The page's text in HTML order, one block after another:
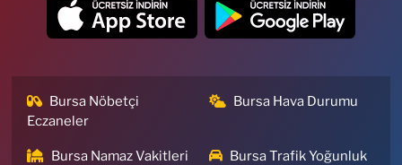
Bursa Nöbetçi
Eczaneler
Bursa Hava Durumu
Bursa Namaz Vakitleri
Bursa Trafik Yoğunluk